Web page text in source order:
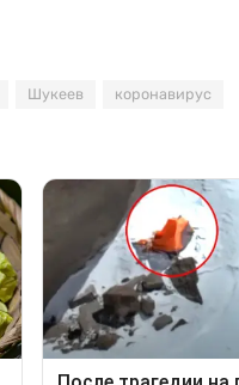
Шукеев коронавирус